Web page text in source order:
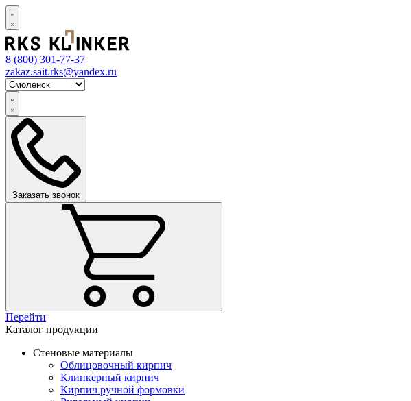
8 (800) 301-77-37
zakaz.sait.rks@yandex.ru
Заказать звонок
Перейти
Каталог продукции
Стеновые материалы
Облицовочный кирпич
Клинкерный кирпич
Кирпич ручной формовки